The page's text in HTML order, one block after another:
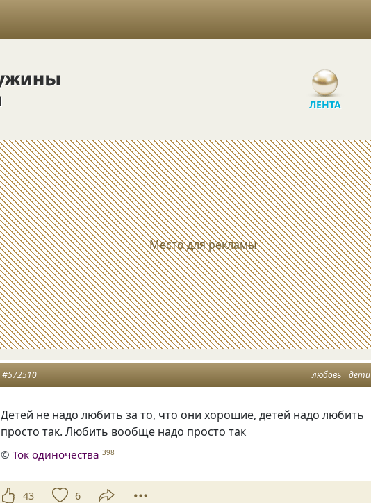
ЛЕНТА
Место для рекламы
любовь дети
#572510
Детей не надо любить за то, что они хорошие, детей надо любить
просто так. Любить вообще надо просто так
©Ток одиночества 398
43 6